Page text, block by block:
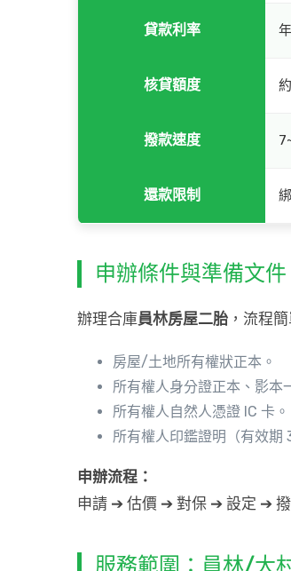
貸款利率
核貸額度
撥款速度
還款限制
申辦條件與準備文件
辦理合庫員林房屋二胎 ，流程
房屋/土地所有權狀正本。
所有權人身分證正本、影本
所有權人自然人憑證 IC 卡。
所有權人印鑑證明（有效期
申辦流程：
申請 ➔ 估價 ➔ 對保 ➔ 設定 ➔
服務範圍：員林/大